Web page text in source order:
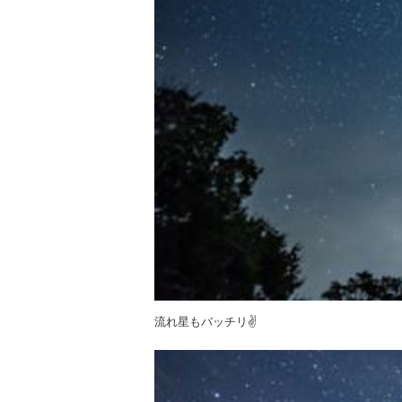
流れ星もバッチリ✌